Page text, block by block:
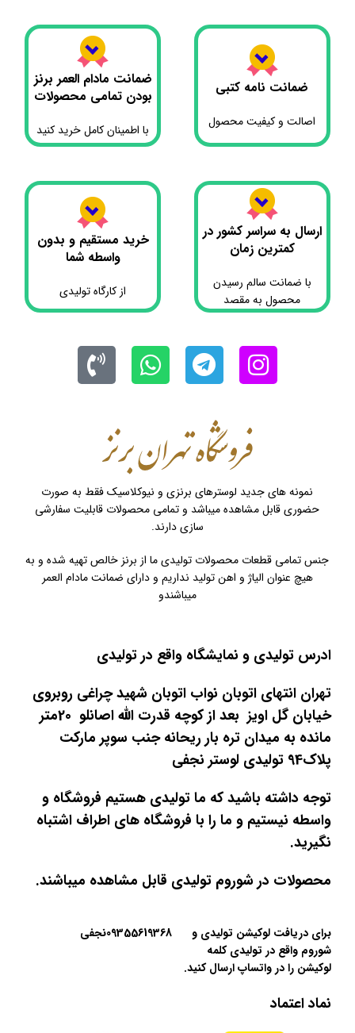
ضمانت نامه کتبی
اصالت و کیفیت محصول
ضمانت مادام العمر برنز
بودن تمامی محصولات
با اطمینان کامل خرید کنید
ارسال به سراسر کشور در
کمترین زمان
با ضمانت سالم رسیدن
محصول به مقصد
خرید مستقیم و بدون
واسطه شما
از کارگاه تولیدی
نمونه های جدید لوسترهای برنزی و نیوکلاسیک فقط به صورت
حضوری قابل مشاهده میباشد و تمامی محصولات قابلیت سفارشی
سازی دارند.
جنس تمامی قطعات محصولات تولیدی ما از برنز خالص تهیه شده و به
هیچ عنوان الیاژ و اهن تولید نداریم و دارای ضمانت مادام العمر
میباشندو
ادرس تولیدی و نمایشگاه واقع در تولیدی
تهران انتهای اتوبان نواب اتوبان شهید چراغی روبروی
خیابان گل اویز بعد از کوچه قدرت الله اصانلو 20متر
مانده به میدان تره بار ریحانه جنب سوپر مارکت
پلاک94 تولیدی لوستر نجفی
توجه داشته باشید که ما تولیدی هستیم فروشگاه و
واسطه نیستیم و ما را با فروشگاه های اطراف اشتباه
نگیرید.
محصولات در شوروم تولیدی قابل مشاهده میباشند.
برای دریافت لوکیشن تولیدی و
شوروم واقع در تولیدی کلمه
لوکیشن را در واتساپ ارسال کنید.
09355619368نجفی
نماد اعتماد